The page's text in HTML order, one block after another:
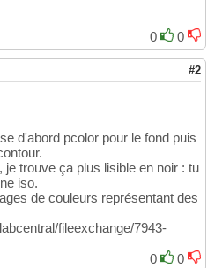
0
0
#2
d'abord pcolor pour le fond puis
trouve ça plus lisible en noir : tu
iso.
de couleurs représentant des
fileexchange/7943-
0
0